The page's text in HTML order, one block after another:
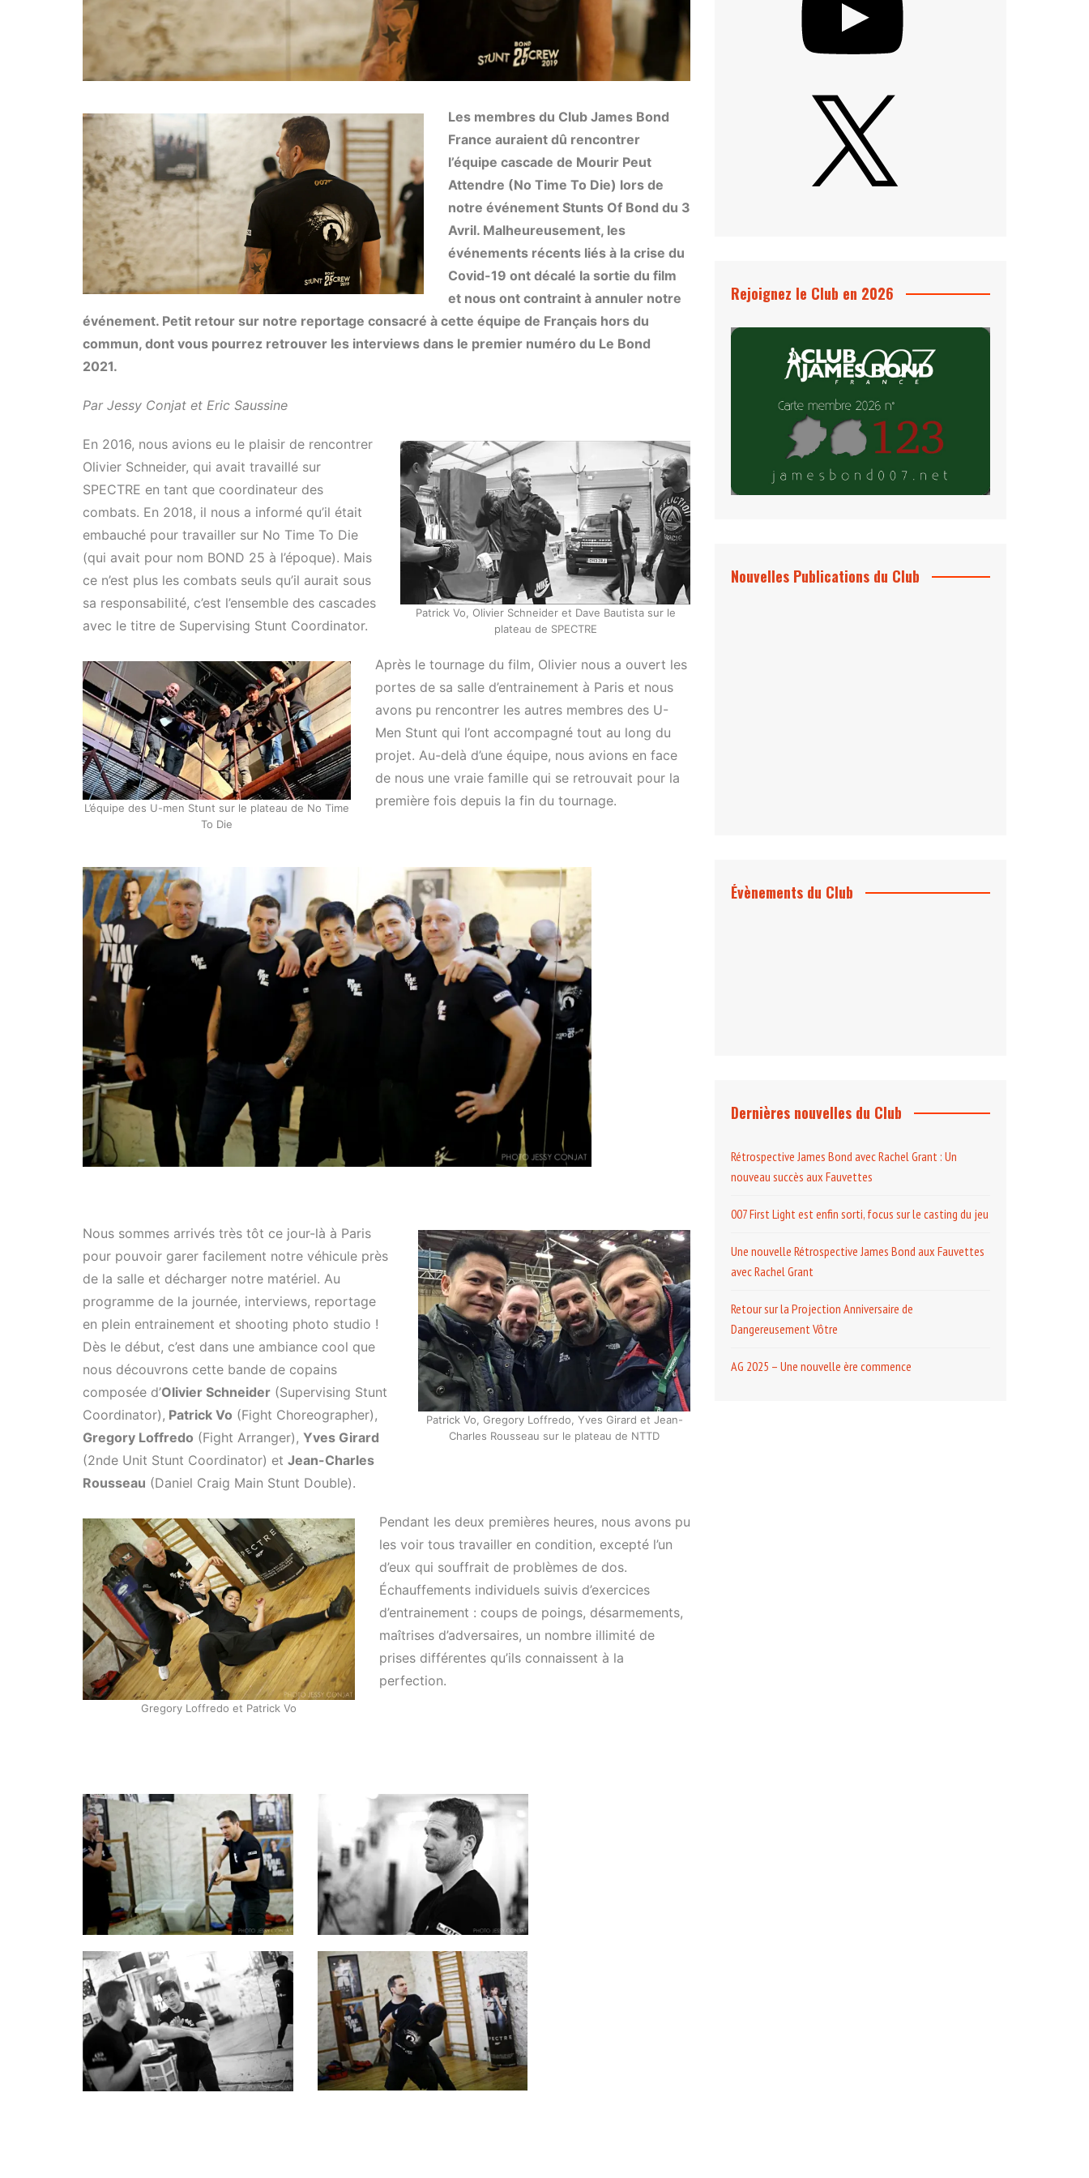
Tuer n’est pas jouer
Permis de tuer
Goldeneye
Demain ne meurt jamais
Le Monde ne suffit pas
Casino Royale
Skyfall
SPECTRE
Les membres du Club James Bond
France auraient dû rencontrer
l’équipe cascade de Mourir Peut
Attendre (No Time To Die) lors de
notre événement Stunts Of Bond du 3
Avril. Malheureusement, les
événements récents liés à la crise du
Covid-19 ont décalé la sortie du film
et nous ont contraint à annuler notre
événement. Petit retour sur notre reportage consacré à cette équipe de Français hors du
commun, dont vous pourrez retrouver les interviews dans le premier numéro du Le Bond
2021.
Par Jessy Conjat et Eric Saussine
Patrick Vo, Olivier Schneider et Dave Bautista sur le
plateau de SPECTRE
En 2016, nous avions eu le plaisir de rencontrer
Olivier Schneider, qui avait travaillé sur
SPECTRE en tant que coordinateur des
combats. En 2018, il nous a informé qu’il était
embauché pour travailler sur No Time To Die
(qui avait pour nom BOND 25 à l’époque). Mais
ce n’est plus les combats seuls qu’il aurait sous
sa responsabilité, c’est l’ensemble des cascades
avec le titre de Supervising Stunt Coordinator.
L’équipe des U-men Stunt sur le plateau de No Time
To Die
Après le tournage du film, Olivier nous a ouvert les
portes de sa salle d’entrainement à Paris et nous
avons pu rencontrer les autres membres des U-
Men Stunt qui l’ont accompagné tout au long du
projet. Au-delà d’une équipe, nous avions en face
de nous une vraie famille qui se retrouvait pour la
première fois depuis la fin du tournage.
Patrick Vo, Gregory Loffredo, Yves Girard et Jean-
Charles Rousseau sur le plateau de NTTD
Nous sommes arrivés très tôt ce jour-là à Paris
pour pouvoir garer facilement notre véhicule près
de la salle et décharger notre matériel. Au
programme de la journée, interviews, reportage
en plein entrainement et shooting photo studio !
Dès le début, c’est dans une ambiance cool que
nous découvrons cette bande de copains
composée d’Olivier Schneider (Supervising Stunt
Coordinator), Patrick Vo (Fight Choreographer),
Gregory Loffredo (Fight Arranger), Yves Girard
(2nde Unit Stunt Coordinator) et Jean-Charles
Rousseau (Daniel Craig Main Stunt Double).
Gregory Loffredo et Patrick Vo
Pendant les deux premières heures, nous avons pu
les voir tous travailler en condition, excepté l’un
d’eux qui souffrait de problèmes de dos.
Échauffements individuels suivis d’exercices
d’entrainement : coups de poings, désarmements,
maîtrises d’adversaires, un nombre illimité de
prises différentes qu’ils connaissent à la
perfection.
Rejoignez le Club en 2026
Nouvelles Publications du Club
Évènements du Club
Dernières nouvelles du Club
Rétrospective James Bond avec Rachel Grant : Un
nouveau succès aux Fauvettes
007 First Light est enfin sorti, focus sur le casting du jeu
Une nouvelle Rétrospective James Bond aux Fauvettes
avec Rachel Grant
Retour sur la Projection Anniversaire de
Dangereusement Vôtre
AG 2025 – Une nouvelle ère commence